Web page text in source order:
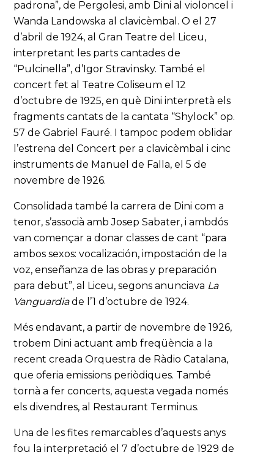
padrona”, de Pergolesi, amb Dini al violoncel i
Wanda Landowska al clavicèmbal. O el 27
d’abril de 1924, al Gran Teatre del Liceu,
interpretant les parts cantades de
“Pulcinella”, d’Igor Stravinsky. També el
concert fet al Teatre Coliseum el 12
d’octubre de 1925, en què Dini interpretà els
fragments cantats de la cantata “Shylock” op.
57 de Gabriel Fauré. I tampoc podem oblidar
l’estrena del Concert per a clavicèmbal i cinc
instruments de Manuel de Falla, el 5 de
novembre de 1926.
Consolidada també la carrera de Dini com a
tenor, s’associà amb Josep Sabater, i ambdós
van començar a donar classes de cant “para
ambos sexos: vocalización, impostación de la
voz, enseñanza de las obras y preparación
para debut”, al Liceu, segons anunciava La
Vanguardiade l’1 d’octubre de 1924.
Més endavant, a partir de novembre de 1926,
trobem Dini actuant amb freqüència a la
recent creada Orquestra de Ràdio Catalana,
que oferia emissions periòdiques. També
tornà a fer concerts, aquesta vegada només
els divendres, al Restaurant Terminus.
Una de les fites remarcables d’aquests anys
fou la interpretació el 7 d’octubre de 1929 de